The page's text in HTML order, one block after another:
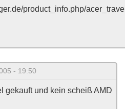
product_info.php/
- 19:50
gekauft und kein scheiß AMD